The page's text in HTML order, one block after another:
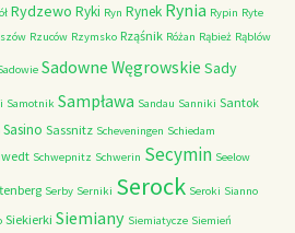
Rydzewo Ryki Ryn Rynek Rynia Rypin Ryte
Rzuców Rzymsko Rząśnik Różan Rąbież Rąblów
Sadowne Węgrowskie Sady
Samotnik Sampława Sandau Sanniki Santok
Sasino Sassnitz Scheveningen Schiedam
Schwepnitz Schwerin Secymin Seelow
Serby Serniki Serock Seroki Sianno
Siekierki Siemiany Siemiatycze Siemień